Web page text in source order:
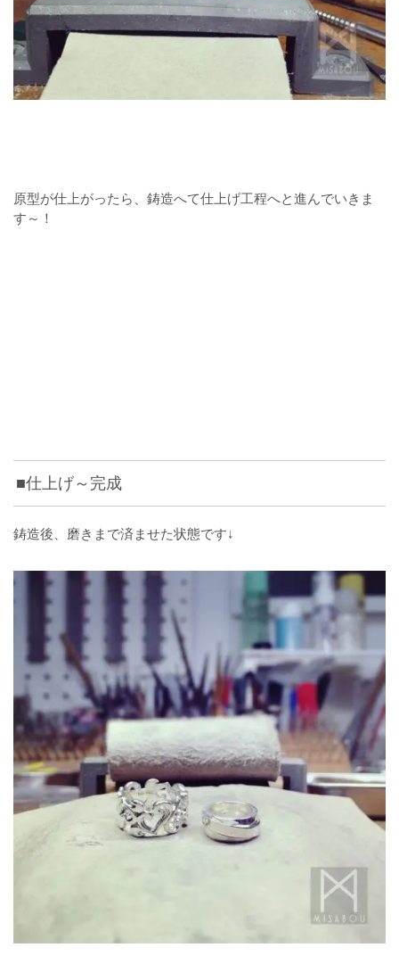
原型が仕上がったら、鋳造へて仕上げ工程へと進んでいきま
す～！
■仕上げ～完成
鋳造後、磨きまで済ませた状態です↓